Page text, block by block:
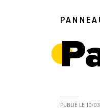
PUBLIÉ LE 10/